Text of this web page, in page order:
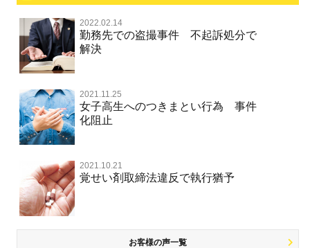
不正競争防止法
住居侵入等
名誉棄損・侮辱
風営法・風適法違反
文書偽造・偽造文書行使
著作権法違反・商標法違反
放火・失火
名誉棄損罪・侮辱
2022.02.14
勤務先での盗撮事件 不起訴処分で
解決
2021.11.25
女子高生へのつきまとい行為 事件
化阻止
2021.10.21
覚せい剤取締法違反で執行猶予
お客様の声一覧